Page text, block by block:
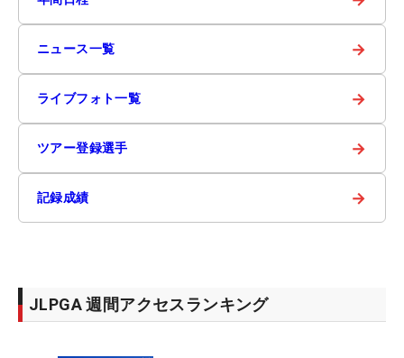
ニュース一覧 →
ライブフォト一覧 →
ツアー登録選手 →
記録成績 →
JLPGA 週間アクセスランキング